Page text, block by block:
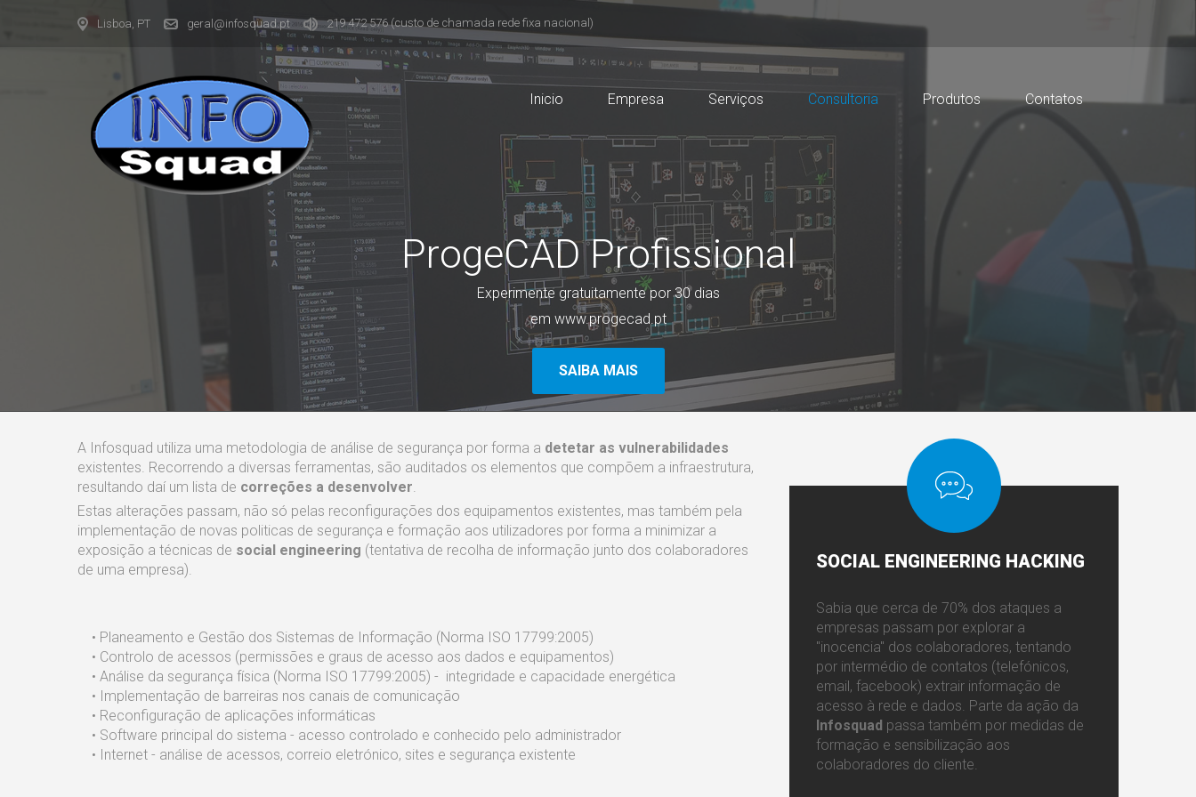
Lisboa, PT geral@infosquad.pt 219 472 576(custo de chamada rede fixa nacional)
Inicio Empresa Serviços Consultoria Produtos Contatos
ProgeCAD Profissional
Experimente gratuitamente por 30 dias
em www.progecad.pt
SAIBA MAIS
A Infosquad utiliza uma metodologia de análise de segurança por forma a detetar as vulnerabilidades
existentes. Recorrendo a diversas ferramentas, são auditados os elementos que compõem a infraestrutura,
resultando daí um lista de correções a desenvolver
Estas alterações passam, não só pelas reconfigurações dos equipamentos existentes, mas também pela
implementação de novas politicas de segurança e formação aos utilizadores por forma a minimizar a
exposição a técnicas de social engineering (tentativa de recolha de informação junto dos colaboradores
de uma empresa).
• Planeamento e Gestão dos Sistemas de Informação (Norma ISO 17799:2005)
• Controlo de acessos (permissões e graus de acesso aos dados e equipamentos)
• Análise da segurança física (Norma ISO 17799:2005) - integridade e capacidade energética
• Implementação de barreiras nos canais de comunicação
• Reconfiguração de aplicações informáticas
• Software principal do sistema - acesso controlado e conhecido pelo administrador
• Internet - análise de acessos, correio eletrónico, sites e segurança existente
SOCIAL ENGINEERING HACKING
Sabia que cerca de 70% dos ataques a
empresas passam por explorar a
"inocencia" dos colaboradores, tentando
por intermédio de contatos (telefónicos,
email, facebook) extrair informação de
acesso à rede e dados. Parte da ação da
Infosquad passa também por medidas de
formação e sensibilização aos
colaboradores do cliente.